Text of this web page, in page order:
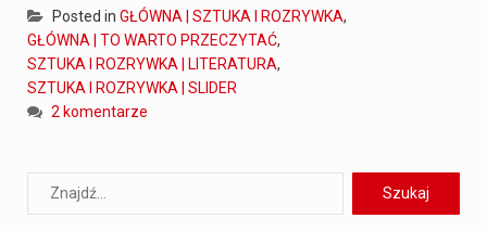
Posted in GŁÓWNA | SZTUKA I ROZRYWKA,
GŁÓWNA | TO WARTO PRZECZYTAĆ,
SZTUKA I ROZRYWKA | LITERATURA,
SZTUKA I ROZRYWKA | SLIDER
2 komentarze